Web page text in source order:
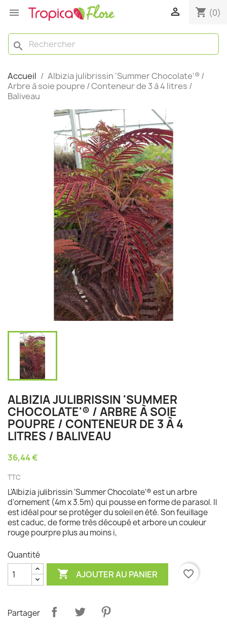
  shopping_cart (0)
search
Accueil
Albizia julibrissin 'Summer Chocolate'® /
Arbre à soie poupre / Conteneur de 3 à 4 litres /
Baliveau
ALBIZIA JULIBRISSIN 'SUMMER
CHOCOLATE'® / ARBRE À SOIE
POUPRE / CONTENEUR DE 3 À 4
LITRES / BALIVEAU
36,44 €
TTC
L'Albizia julibrissin 'Summer Chocolate'® est un arbre
d'ornement (4m x 3.5m) qui pousse en forme de parasol. Il
est idéal pour se protéger du soleil en été. Son feuillage
est caduc, de forme très découpé et arbore un couleur
rouge pourpre plus au moins i,
Quantité
 AJOUTER AU PANIER favorite_border
Partager